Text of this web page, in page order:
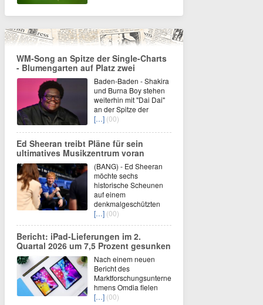
WM-Song an Spitze der Single-Charts
- Blumengarten auf Platz zwei
Baden-Baden - Shakira
und Burna Boy stehen
weiterhin mit "Dai Dai"
an der Spitze der
[…] (00)
Ed Sheeran treibt Pläne für sein
ultimatives Musikzentrum voran
(BANG) - Ed Sheeran
möchte sechs
historische Scheunen
auf einem
denkmalgeschützten
[…] (00)
Bericht: iPad-Lieferungen im 2.
Quartal 2026 um 7,5 Prozent gesunken
Nach einem neuen
Bericht des
Marktforschungsunterne
hmens Omdia fielen
[…] (00)